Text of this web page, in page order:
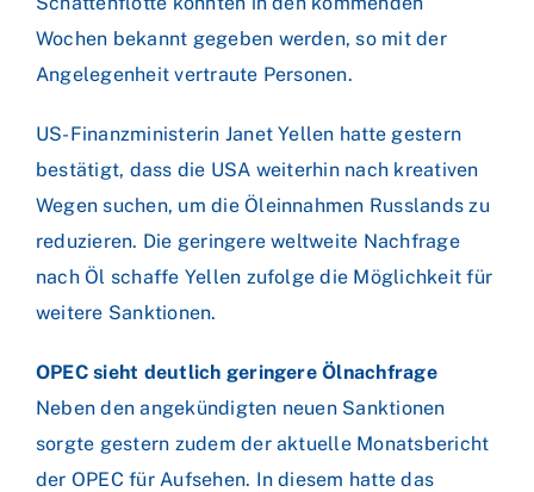
Wochen bekannt gegeben werden, so mit der
Angelegenheit vertraute Personen.
US-Finanzministerin Janet Yellen hatte gestern
bestätigt, dass die USA weiterhin nach kreativen
Wegen suchen, um die Öleinnahmen Russlands zu
reduzieren. Die geringere weltweite Nachfrage
nach Öl schaffe Yellen zufolge die Möglichkeit für
weitere Sanktionen.
OPEC sieht deutlich geringere Ölnachfrage
Neben den angekündigten neuen Sanktionen
sorgte gestern zudem der aktuelle Monatsbericht
der OPEC für Aufsehen. In diesem hatte das